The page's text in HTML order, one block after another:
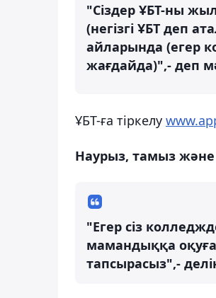
"Сіздер ҰБТ-ны
(негізгі ҰБТ деп
айларында (егер
жағдайда)",- деп
ҰБТ-ға тіркелу
Наурыз, тамыз және
"Егер сіз
мамандыққа оқуға
тапсырасыз",-